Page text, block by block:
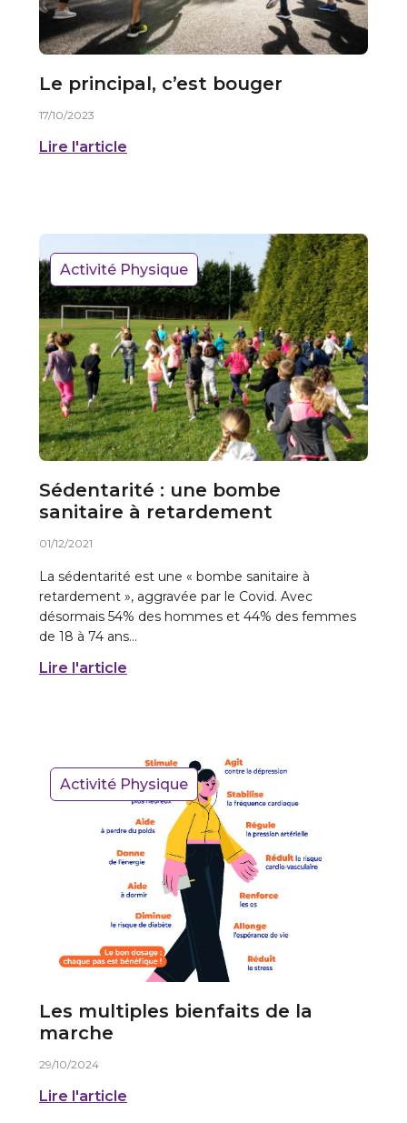
Le principal, c’est bouger
17/10/2023
Lire l'article
Activité Physique
Sédentarité : une bombe
sanitaire à retardement
01/12/2021
La sédentarité est une « bombe sanitaire à
retardement », aggravée par le Covid. Avec
désormais 54% des hommes et 44% des femmes
de 18 à 74 ans…
Lire l'article
Activité Physique
Les multiples bienfaits de la
marche
29/10/2024
Lire l'article